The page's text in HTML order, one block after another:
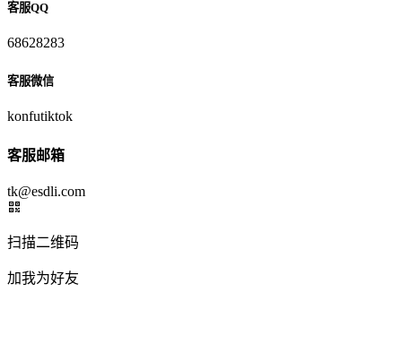
客服QQ
68628283
客服微信
konfutiktok
客服邮箱
tk@esdli.com
扫描二维码
加我为好友